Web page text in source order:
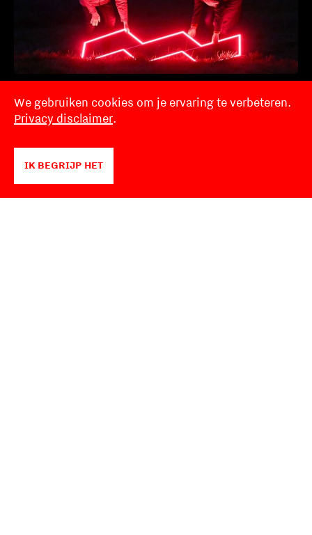
We gebruiken cookies om je ervaring te verbeteren.
Privacy disclaimer.
IK BEGRIJP HET